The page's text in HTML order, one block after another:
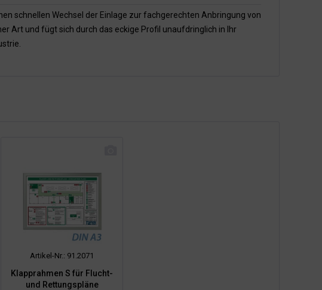
schnellen Wechsel der Einlage zur fachgerechten Anbringung von
Art und fügt sich durch das eckige Profil unaufdringlich in Ihr
Artikel-Nr.: 91.2071
Klapprahmen S für Flucht-
und Rettungspläne